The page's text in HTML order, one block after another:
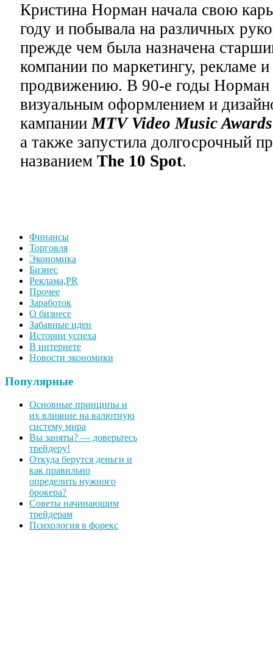
Кристина Норман начала свою
году и побывала на различных
прежде чем была назначена
компании по маркетингу, рекламе
продвижению. В 90-е годы Норман
визуальным оформлением и
кампанииMTV Video Music Awards
а также запустила долгосрочный
названием The 10 Spot.
Финансы
Торговля
Экономика
Бизнес
Реклама,PR
Прочее
Заработок
О бизнесе
Забавные идеи
Истории успеха
В интернете
Новости экономики
Популярные
Основные принципы и
их влияние на валютную
систему мира
Вы заняты? — доверьтесь
трейдеру!
Откуда берутся деньги и
как правильно
определить нужного
брокера?
Советы начинающим
трейдерам
Психология в форекс